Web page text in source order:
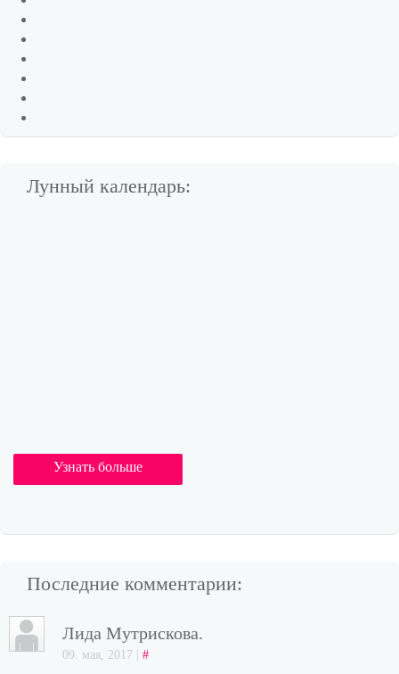
Лунный календарь:
Узнать больше
Последние комментарии:
Лида Мутрискова.
09. мая, 2017 | #